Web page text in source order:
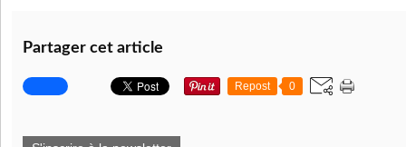
Partager cet article
Repost 0